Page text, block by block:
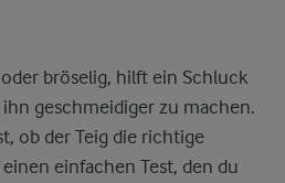
bröselig, hilft ein Schluck
ihn geschmeidiger zu machen.
ob der Teig die richtige
einfachen Test, den du